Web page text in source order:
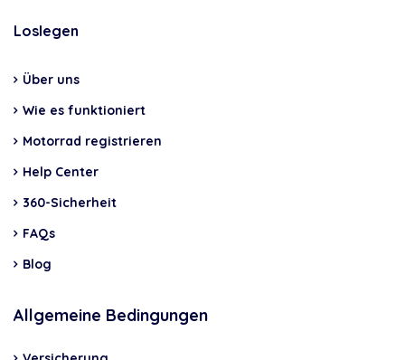
Loslegen
Über uns
Wie es funktioniert
Motorrad registrieren
Help Center
360-Sicherheit
FAQs
Blog
Allgemeine Bedingungen